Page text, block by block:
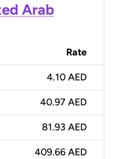
Arab
Rate
4.10 AED
40.97 AED
81.93 AED
409.66 AED